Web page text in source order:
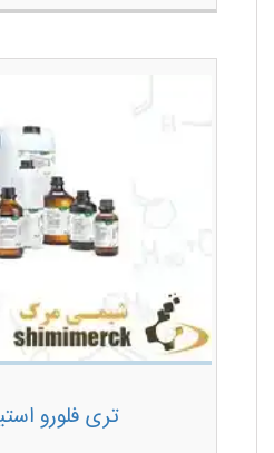
تری فلورو